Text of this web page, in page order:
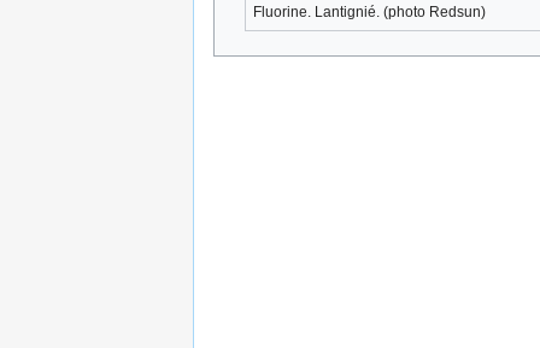
Fluorine. Lantignié. (photo Redsun)